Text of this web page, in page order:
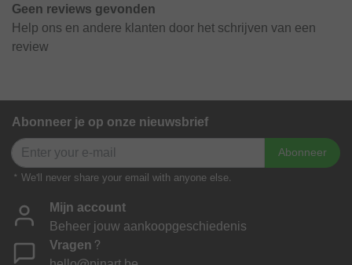
Geen reviews gevonden
Help ons en andere klanten door het schrijven van een
review
Abonneer je op onze nieuwsbrief
Abonneer
* We'll never share your email with anyone else.
Mijn account
Beheer jouw aankoopgeschiedenis
Vragen?